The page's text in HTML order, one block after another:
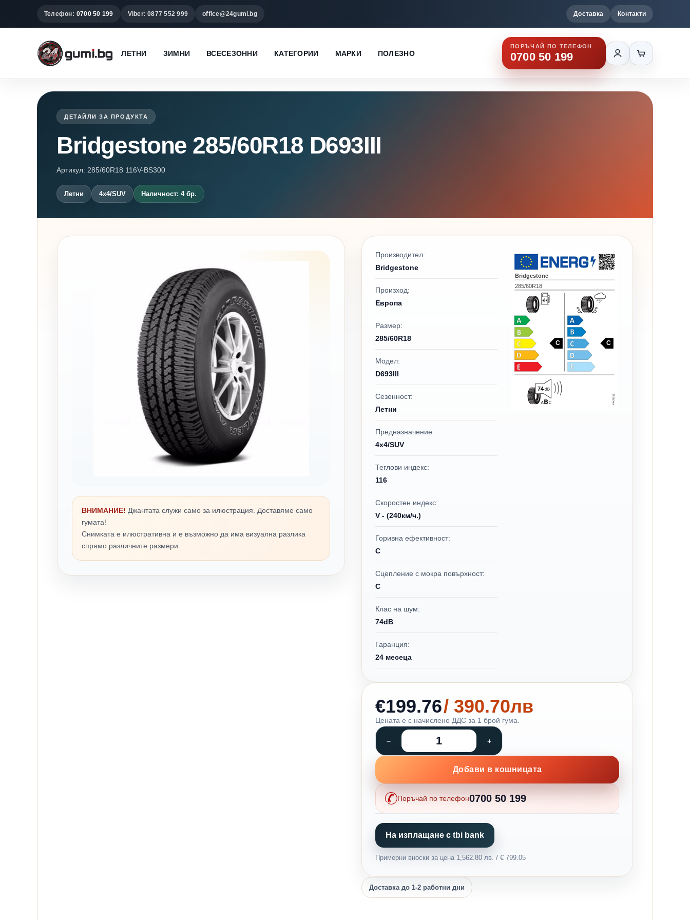
Телефон: 0700 50 199 Viber: 0877 552 999 office@24gumi.bg Доставка Контакти
ЛЕТНИ ЗИМНИ ВСЕСЕЗОННИ КАТЕГОРИИ МАРКИ ПОЛЕЗНО
ПОРЪЧАЙ ПО ТЕЛЕФОН
0700 50 199
ДЕТАЙЛИ ЗА ПРОДУКТА
Bridgestone 285/60R18 D693III
Артикул: 285/60R18 116V-BS300
Летни 4x4/SUV Наличност: 4 бр.
ВНИМАНИЕ! Джантата служи само за илюстрация. Доставяме само
гумата!
Снимката е илюстративна и е възможно да има визуална разлика
спрямо различните размери.
Производител:
Bridgestone
Произход:
Европа
Размер:
285/60R18
Модел:
D693III
Сезонност:
Летни
Предназначение:
4x4/SUV
Теглови индекс:
116
Скоростен индекс:
V - (240км/ч.)
Горивна ефективност:
C
Сцепление с мокра повърхност:
C
Клас на шум:
74dB
Гаранция:
24 месеца
Bridgestone
285/60R18
C C
74
€199.76/ 390.70лв
Цената е с начислено ДДС за 1 брой гума.
Добави в кошницата
Поръчай по телефон0700 50 199
На изплащане с tbi bank
Примерни вноски за цена 1,562.80 лв. / € 799.05
Доставка до 1-2 работни дни